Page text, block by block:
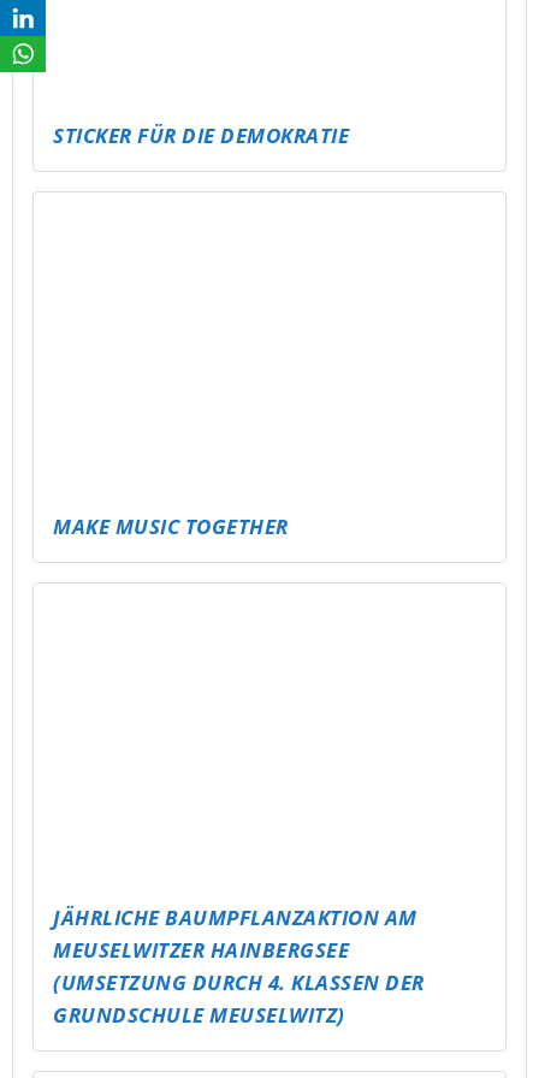
JÄHRLICHE BAUMPFLANZAKTION AM
MEUSELWITZER HAINBERGSEE
TU, WAS DU NICHT LÄSERN WILLST